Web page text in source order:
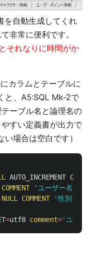
を自動生成してくれ
非常に便利です。
それなりに時間がか
カラムとテーブルに
と、A5:SQL Mk-2で
ーブル名と論理名の
すい定義書が出力で
場合は空白です）
AUTO_INCREMENT
COMMENT 'ユーザー名'
NULL COMMENT '性別'
=utf8 comment='ユーザ